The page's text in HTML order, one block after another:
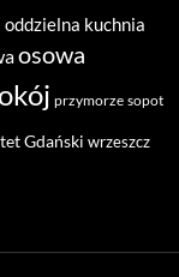
oddzielna kuchnia
osowa
przymorze sopot
Gdański wrzeszcz